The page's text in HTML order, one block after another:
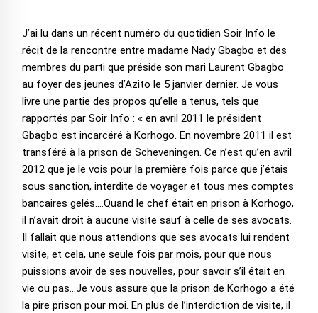
J’ai lu dans un récent numéro du quotidien Soir Info le
récit de la rencontre entre madame Nady Gbagbo et des
membres du parti que préside son mari Laurent Gbagbo
au foyer des jeunes d’Azito le 5 janvier dernier. Je vous
livre une partie des propos qu’elle a tenus, tels que
rapportés par Soir Info : « en avril 2011 le président
Gbagbo est incarcéré à Korhogo. En novembre 2011 il est
transféré à la prison de Scheveningen. Ce n’est qu’en avril
2012 que je le vois pour la première fois parce que j’étais
sous sanction, interdite de voyager et tous mes comptes
bancaires gelés….Quand le chef était en prison à Korhogo,
il n’avait droit à aucune visite sauf à celle de ses avocats.
Il fallait que nous attendions que ses avocats lui rendent
visite, et cela, une seule fois par mois, pour que nous
puissions avoir de ses nouvelles, pour savoir s’il était en
vie ou pas…Je vous assure que la prison de Korhogo a été
la pire prison pour moi. En plus de l’interdiction de visite, il